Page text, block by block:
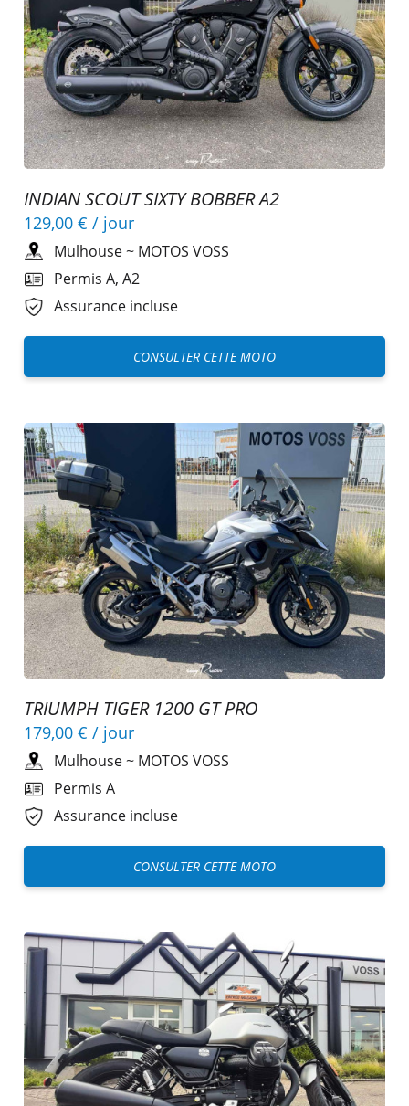
INDIAN SCOUT SIXTY BOBBER A2
129,00 € / jour
Mulhouse~ MOTOS VOSS
Permis A, A2
Assurance incluse
CONSULTER CETTE MOTO
TRIUMPH TIGER 1200 GT PRO
179,00 € / jour
Mulhouse~ MOTOS VOSS
Permis A
Assurance incluse
CONSULTER CETTE MOTO